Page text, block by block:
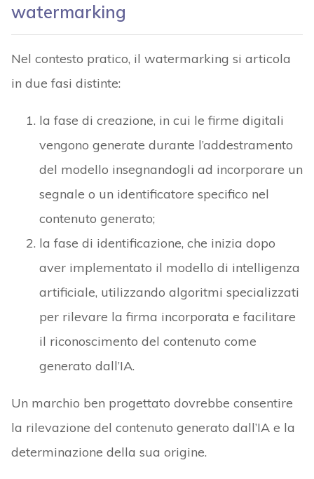
watermarking
Nel contesto pratico, il watermarking si articola
in due fasi distinte:
la fase di creazione, in cui le firme digitali
vengono generate durante l’addestramento
del modello insegnandogli ad incorporare un
segnale o un identificatore specifico nel
contenuto generato;
la fase di identificazione, che inizia dopo
aver implementato il modello di intelligenza
artificiale, utilizzando algoritmi specializzati
per rilevare la firma incorporata e facilitare
il riconoscimento del contenuto come
generato dall’IA.
Un marchio ben progettato dovrebbe consentire
la rilevazione del contenuto generato dall’IA e la
determinazione della sua origine.